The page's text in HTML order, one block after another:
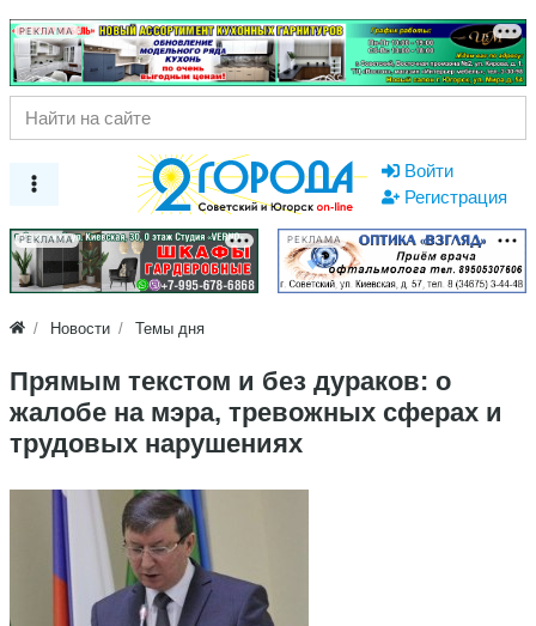
РЕКЛАМА
Войти
Регистрация
РЕКЛАМА РЕКЛАМА
Новости Темы дня
Прямым текстом и без дураков: о
жалобе на мэра, тревожных сферах и
трудовых нарушениях